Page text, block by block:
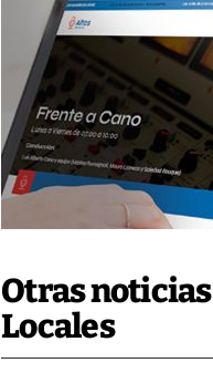
Otras noticias
Locales